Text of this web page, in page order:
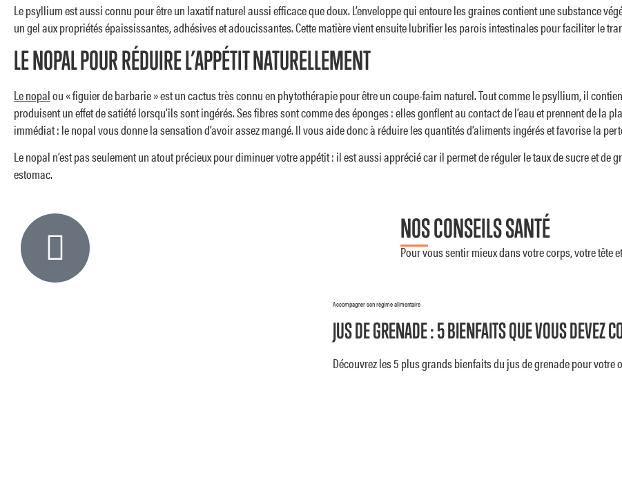
Le psyllium est aussi connu pour être un laxatif naturel aussi efficace que doux. L’enveloppe qui entoure les graines contient une substance
un gel aux propriétés épaississantes, adhésives et adoucissantes. Cette matière vient ensuite lubrifier les parois intestinales pour faciliter le
LE NOPAL POUR RÉDUIRE L’APPÉTIT NATURELLEMENT
Le nopalou « figuier de barbarie » est un cactus très connu en phytothérapie pour être un coupe-faim naturel. Tout comme le psyllium, il
produisent un effet de satiété lorsqu’ils sont ingérés. Ses fibres sont comme des éponges : elles gonflent au contact de l’eau et prennent de la
immédiat : le nopal vous donne la sensation d’avoir assez mangé. Il vous aide donc à réduire les quantités d’aliments ingérés et favorise la
Le nopal n’est pas seulement un atout précieux pour diminuer votre appétit : il est aussi apprécié car il permet de réguler le taux de sucre et de
estomac.
NOS CONSEILS SANTÉ
Pour vous sentir mieux dans votre corps, votre tête
Accompagner son régime alimentaire
JUS DE GRENADE : 5 BIENFAITS QUE VOUS DEVEZ
Découvrez les 5 plus grands bienfaits du jus de grenade pour votre